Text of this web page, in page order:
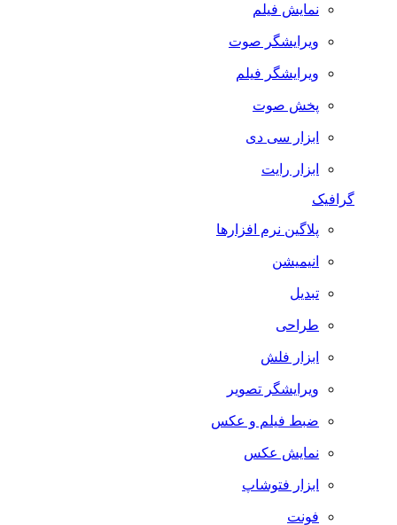
نمایش فیلم
ویرایشگر صوت
ویرایشگر فیلم
پخش صوت
ابزار سی دی
ابزار رایت
گرافیک
پلاگین نرم افزارها
انیمیشن
تبدیل
طراحی
ابزار فلش
ویرایشگر تصویر
ضبط فيلم و عكس
نمایش عکس
ابزار فتوشاپ
فونت